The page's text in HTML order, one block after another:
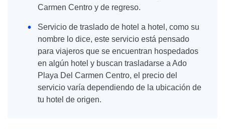
Carmen Centro y de regreso.
Servicio de traslado de hotel a hotel, como su
nombre lo dice, este servicio está pensado
para viajeros que se encuentran hospedados
en algún hotel y buscan trasladarse a Ado
Playa Del Carmen Centro, el precio del
servicio varía dependiendo de la ubicación de
tu hotel de origen.